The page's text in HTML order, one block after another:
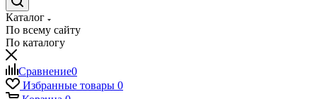
Каталог
По всему сайту
По каталогу
Сравнение0
Избранные товары 0